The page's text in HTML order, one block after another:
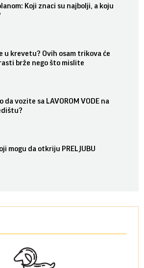
Koji znaci su najbolji, a koju
u krevetu? Ovih osam trikova će
brže nego što mislite
da vozite sa LAVOROM VODE na
mogu da otkriju PRELJUBU